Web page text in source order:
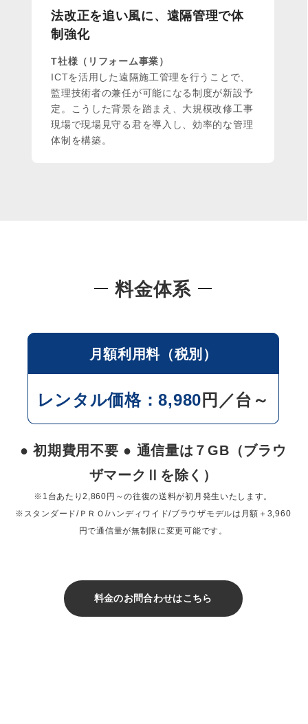
法改正を追い風に、遠隔管理で体
制強化
T社様（リフォーム事業）
ICTを活用した遠隔施工管理を行うことで、
監理技術者の兼任が可能になる制度が新設予
定。こうした背景を踏まえ、大規模改修工事
現場で現場見守る君を導入し、効率的な管理
体制を構築。
料金体系
月額利用料（税別）
レンタル価格：8,980 円／台～
● 初期費用不要 ● 通信量は７GB（ブラウ
ザマークⅡを除く）
※1台あたり2,860円～の往復の送料が初月発生いたします。
※スタンダード/ＰＲＯ/ハンディワイド/ブラウザモデルは月額＋3,960
円で通信量が無制限に変更可能です。
料金のお問合わせはこちら